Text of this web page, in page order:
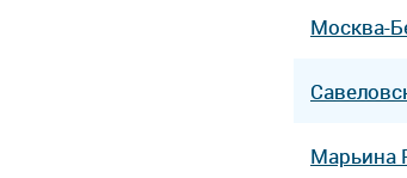
Москва-
Марьина